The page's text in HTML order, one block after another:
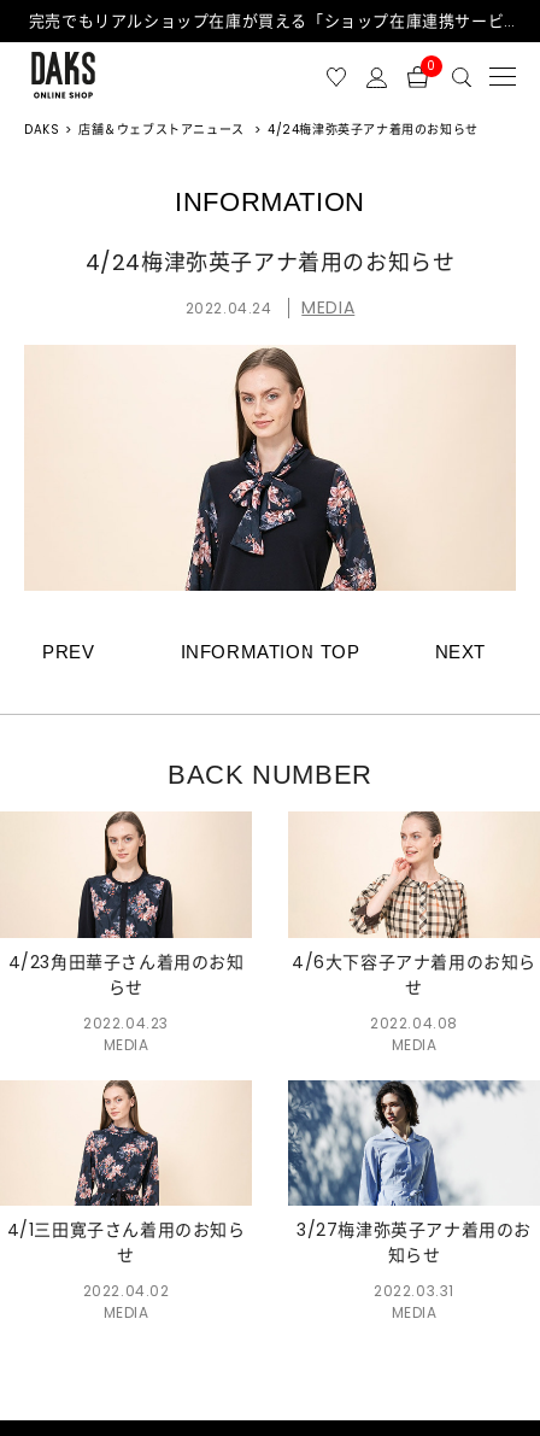
完売でもリアルショップ在庫が買える「ショップ在庫連携サービス」が日中もご利用可能になりました！
0
DAKS 店舗＆ウェブストアニュース 4/24梅津弥英子アナ着用のお知らせ
INFORMATION
4/24梅津弥英子アナ着用のお知らせ
2022.04.24 MEDIA
INFORMATION TOP
PREV NEXT
BACK NUMBER
4/23角田華子さん着用のお知
らせ
2022.04.23
MEDIA
4/6大下容子アナ着用のお知ら
せ
2022.04.08
MEDIA
4/1三田寛子さん着用のお知ら
せ
2022.04.02
MEDIA
3/27梅津弥英子アナ着用のお
知らせ
2022.03.31
MEDIA